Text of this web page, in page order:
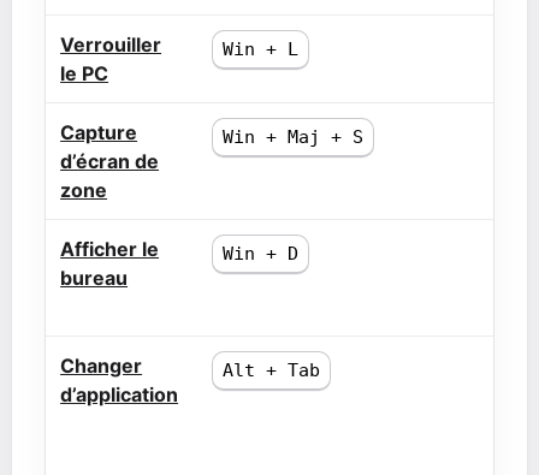
Verrouiller
le PC
Win + L
Capture
d’écran de
zone
Win + Maj + S
Afficher le
bureau
Win + D
Changer
d’application
Alt + Tab